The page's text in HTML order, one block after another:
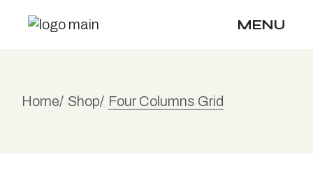
MENU
Home Shop Four Columns Grid